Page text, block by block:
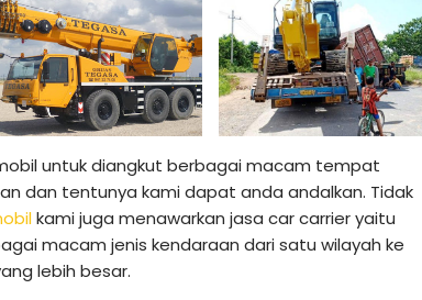
untuk diangkut berbagai macam tempat
dan tentunya kami dapat anda andalkan. Tidak
kami juga menawarkan jasa car carrier yaitu
macam jenis kendaraan dari satu wilayah ke
lebih besar.